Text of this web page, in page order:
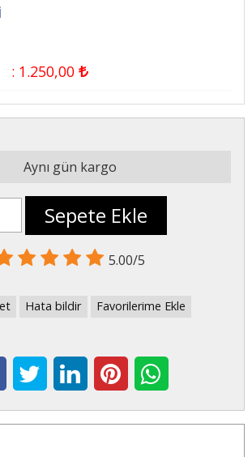
: 1.250,00
Aynı gün kargo
Sepete Ekle
5.00/5
Hata bildir Favorilerime Ekle